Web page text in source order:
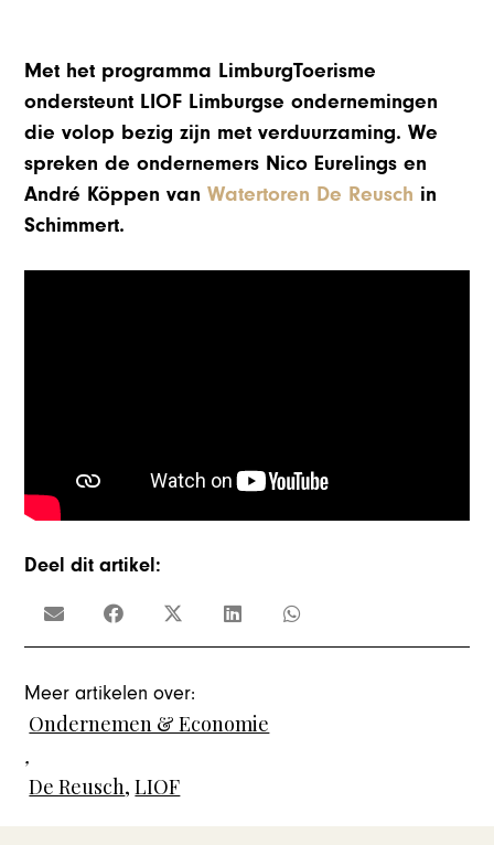
Met het programma LimburgToerisme
ondersteunt LIOF Limburgse ondernemingen
die volop bezig zijn met verduurzaming. We
spreken de ondernemers Nico Eurelings en
André Köppen vanWatertoren De Reusch in
Schimmert.
Deel dit artikel:
Meer artikelen over:
Ondernemen & Economie
,
De Reusch,LIOF